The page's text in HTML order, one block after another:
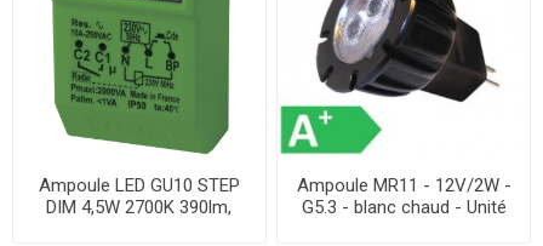
Ampoule LED GU10 STEP
DIM 4,5W 2700K 390lm,
Ampoule MR11 - 12V/2W -
G5.3 - blanc chaud - Unité